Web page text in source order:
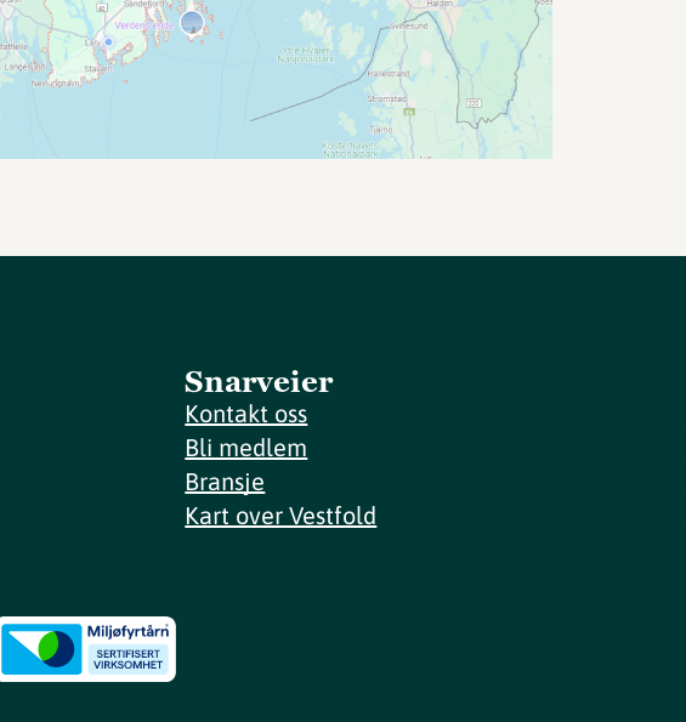
Snarveier
Kontakt oss
Bli medlem
Bransje
Kart over Vestfold